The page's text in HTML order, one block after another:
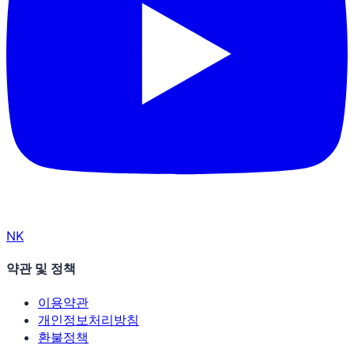
NK
약관 및 정책
이용약관
개인정보처리방침
환불정책